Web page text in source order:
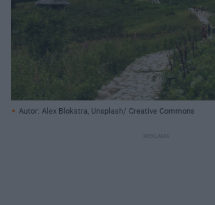
Autor: Alex Blokstra, Unsplash/ Creative Commons